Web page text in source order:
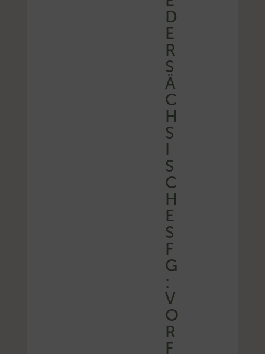
D
E
R
S
Ä
C
H
S
I
S
C
H
E
S
F
G
:
V
O
R
F